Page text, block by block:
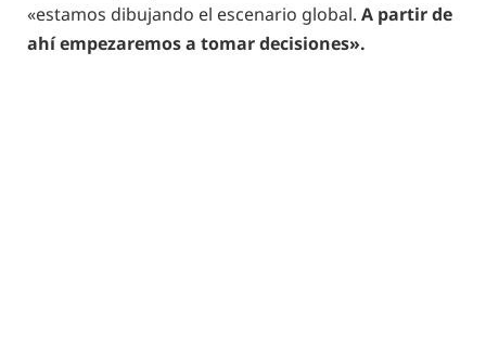
«estamos dibujando el escenario global. A partir de
ahí empezaremos a tomar decisiones».